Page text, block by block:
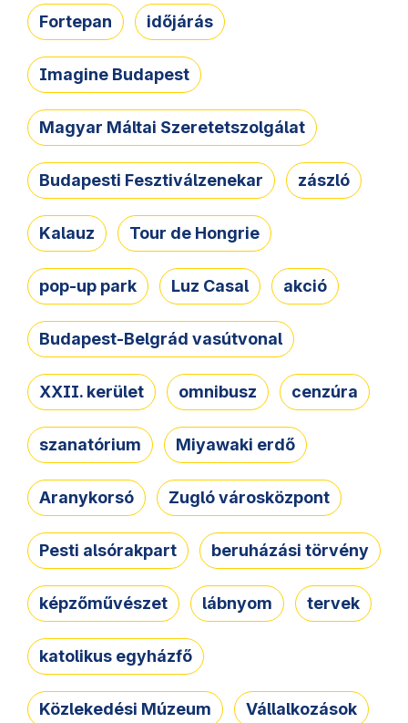
Fortepan időjárás
Imagine Budapest
Magyar Máltai Szeretetszolgálat
Budapesti Fesztiválzenekar zászló
Kalauz Tour de Hongrie
pop-up park Luz Casal akció
Budapest-Belgrád vasútvonal
XXII. kerület omnibusz cenzúra
szanatórium Miyawaki erdő
Aranykorsó Zugló városközpont
Pesti alsórakpart beruházási törvény
képzőművészet lábnyom tervek
katolikus egyházfő
Közlekedési Múzeum Vállalkozások